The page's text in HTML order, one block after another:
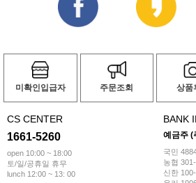
미확인입급자 주문조회 상품
CS CENTER
1661-5260
open 10:00 ~ 18:00
토/일/공휴일 휴무
lunch 12:00 ~ 13: 00
BANK
예금주 (
국민
농협
신한